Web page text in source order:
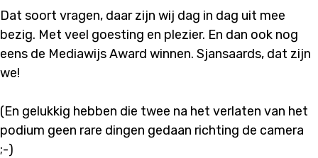
Dat soort vragen, daar zijn wij dag in dag uit mee
bezig. Met veel goesting en plezier. En dan ook nog
eens de Mediawijs Award winnen. Sjansaards, dat zijn
we!
(En gelukkig hebben die twee na het verlaten van het
podium geen rare dingen gedaan richting de camera
;-)